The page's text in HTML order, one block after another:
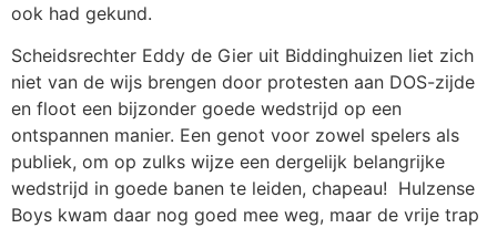
ook had gekund.
Scheidsrechter Eddy de Gier uit Biddinghuizen liet zich
niet van de wijs brengen door protesten aan DOS-zijde
en floot een bijzonder goede wedstrijd op een
ontspannen manier. Een genot voor zowel spelers als
publiek, om op zulks wijze een dergelijk belangrijke
wedstrijd in goede banen te leiden, chapeau! Hulzense
Boys kwam daar nog goed mee weg, maar de vrije trap